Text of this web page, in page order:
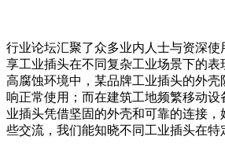
行业论坛汇聚了众多业内人士与资深使
享工业插头在不同复杂工业场景下的表
高腐蚀环境中，某品牌工业插头的外
响正常使用；而在建筑工地频繁移动
业插头凭借坚固的外壳和可靠的连接
些交流，我们能知晓不同工业插头在特